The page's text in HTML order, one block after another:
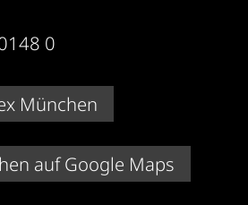
0
München
auf Google Maps